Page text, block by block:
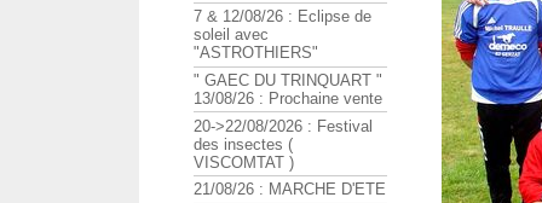
7 & 12/08/26 : Eclipse de
soleil avec
"ASTROTHIERS"
" GAEC DU TRINQUART "
13/08/26 : Prochaine vente
20->22/08/2026 : Festival
des insectes (
VISCOMTAT )
21/08/26 : MARCHE D'ETE